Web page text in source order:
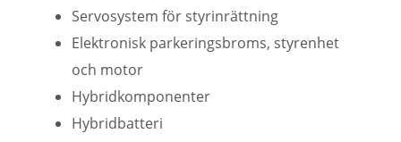
Servosystem för styrinrättning
Elektronisk parkeringsbroms, styrenhet
och motor
Hybridkomponenter
Hybridbatteri